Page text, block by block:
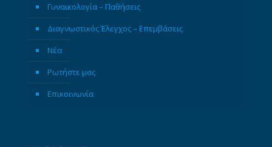
Γυναικολογία – Παθήσεις
Διαγνωστικός Έλεγχος – Επεμβάσεις
Νέα
Ρωτήστε μας
Επικοινωνία